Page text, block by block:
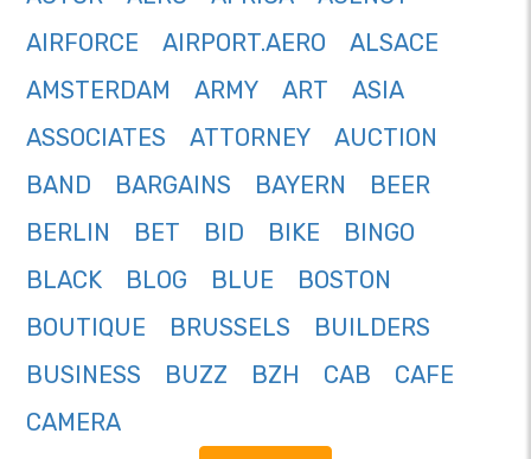
AIRFORCE
AIRPORT.AERO
ALSACE
AMSTERDAM
ARMY ART
ASIA
ASSOCIATES
ATTORNEY
AUCTION
BAND
BARGAINS BAYERN
BEER
BERLIN
BET BID BIKE
BINGO
BLACK
BLOG BLUE
BOSTON
BOUTIQUE
BRUSSELS
BUILDERS
BUSINESS
BUZZ BZH CAB
CAFE
CAMERA